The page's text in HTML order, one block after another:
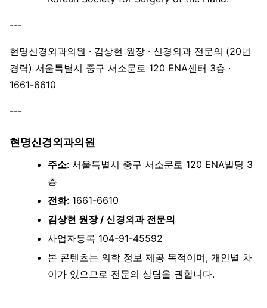
---
현명신경외과의원 · 김상현 원장 · 신경외과 전문의 (20년
경력) 서울특별시 중구 서소문로 120 ENA센터 3층 ·
1661-6610
---
현명신경외과의원
주소: 서울특별시 중구 서소문로 120 ENA빌딩 3
층
전화: 1661-6610
김상현 원장 / 신경외과 전문의
사업자등록 104-91-45592
본 콘텐츠는 의학 정보 제공 목적이며, 개인별 차
이가 있으므로 전문의 상담을 권합니다.